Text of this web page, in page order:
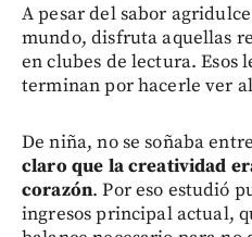
A pesar del sabor
mundo, disfruta aquellas
en clubes de lectura. Esos
terminan por hacerle ver
De niña, no se soñaba
claro que la creatividad
corazón. Por eso estudió
ingresos principal actual,